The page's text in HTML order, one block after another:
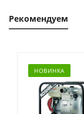
Рекомендуем
НОВИНКА